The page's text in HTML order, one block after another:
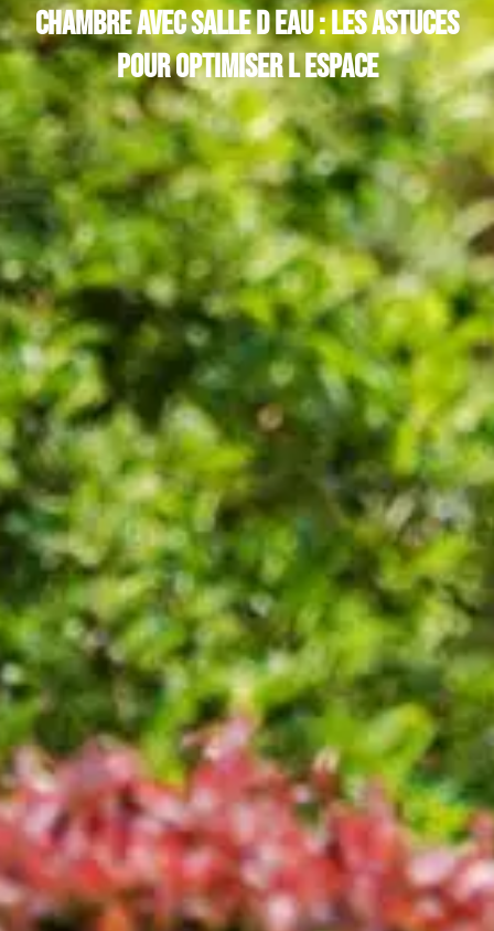
Chambre avec salle d eau : les astuces
pour optimiser l espace